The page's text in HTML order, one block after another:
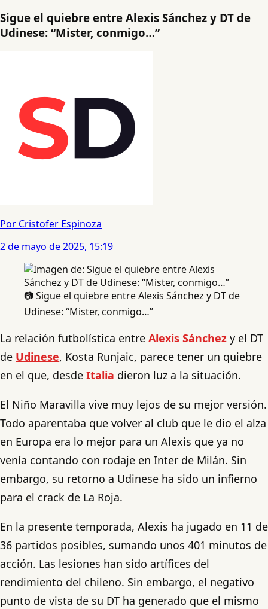
Sigue el quiebre entre Alexis Sánchez y DT de
Udinese: “Mister, conmigo…”
Por Cristofer Espinoza
2 de mayo de 2025, 15:19
📷 Sigue el quiebre entre Alexis Sánchez y DT de
Udinese: “Mister, conmigo…”
La relación futbolística entre Alexis Sánchez y el DT
de Udinese, Kosta Runjaic, parece tener un quiebre
en el que, desde Italia dieron luz a la situación.
El Niño Maravilla vive muy lejos de su mejor versión.
Todo aparentaba que volver al club que le dio el alza
en Europa era lo mejor para un Alexis que ya no
venía contando con rodaje en Inter de Milán. Sin
embargo, su retorno a Udinese ha sido un infierno
para el crack de La Roja.
En la presente temporada, Alexis ha jugado en 11 de
36 partidos posibles, sumando unos 401 minutos de
acción. Las lesiones han sido artífices del
rendimiento del chileno. Sin embargo, el negativo
punto de vista de su DT ha generado que el mismo